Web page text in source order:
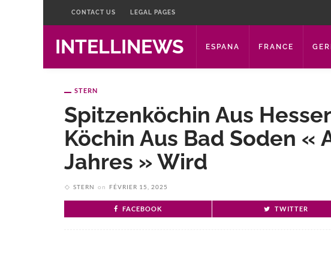
CONTACT US LEGAL PAGES
INTELLINEWS ESPANA FRANCE
STERN
Spitzenköchin Aus
Köchin Aus Bad Soden «
Jahres » Wird
STERN on FÉVRIER 15, 2025
FACEBOOK TWITTER